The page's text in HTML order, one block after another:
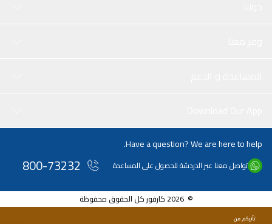
Have a question? We are here to help.
تواصل معنا عبر الدردشة للحصول على المساعدة 800-73232
© 2026 كارفور كل الحقوق محفوظة